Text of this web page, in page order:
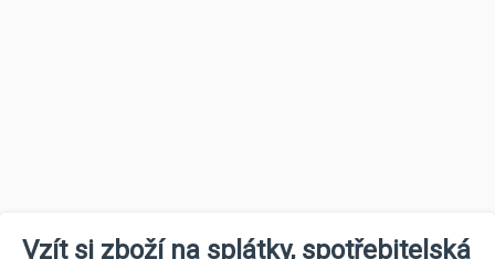
Vzít si zboží na splátky, spotřebitelská